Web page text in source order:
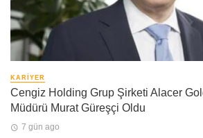
KARIYER
Cengiz Holding Grup Şirketi Alacer
Müdürü Murat Güreşçi Oldu
7 gün ago